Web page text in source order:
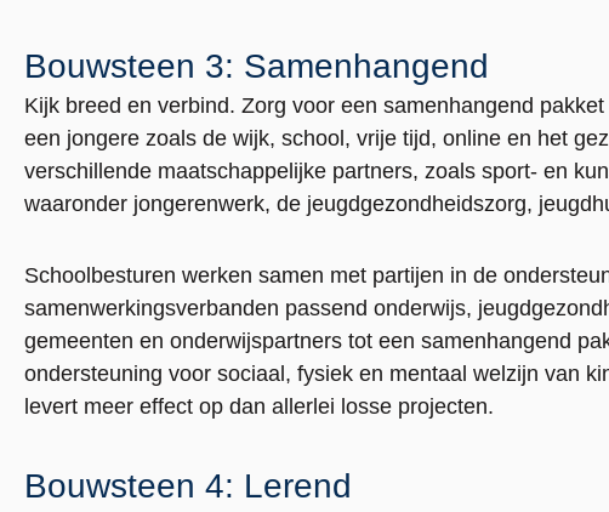
Bouwsteen 3: Samenhangend
Kijk breed en verbind. Zorg voor een samenhangend
een jongere zoals de wijk, school, vrije tijd, online en het
verschillende maatschappelijke partners, zoals sport- en
waaronder jongerenwerk, de jeugdgezondheidszorg,
Schoolbesturen werken samen met partijen in de
samenwerkingsverbanden passend onderwijs,
gemeenten en onderwijspartners tot een samenhangend
ondersteuning voor sociaal, fysiek en mentaal welzijn van
levert meer effect op dan allerlei losse projecten.
Bouwsteen 4: Lerend